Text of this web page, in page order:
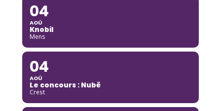
04
AOÛ
Knobil
Mens
04
AOÛ
Le concours : Nubë
Crest